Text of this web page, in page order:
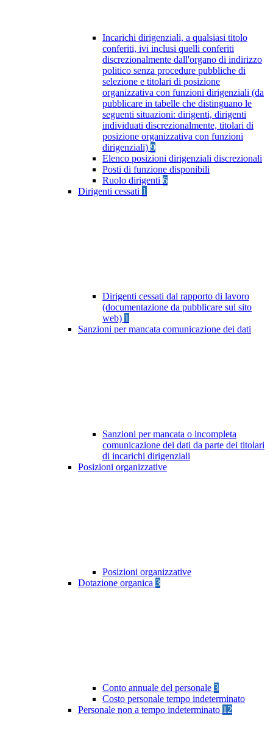
Incarichi dirigenziali, a qualsiasi titolo
conferiti, ivi inclusi quelli conferiti
discrezionalmente dall'organo di indirizzo
politico senza procedure pubbliche di
selezione e titolari di posizione
organizzativa con funzioni dirigenziali (da
pubblicare in tabelle che distinguano le
seguenti situazioni: dirigenti, dirigenti
individuati discrezionalmente, titolari di
posizione organizzativa con funzioni
dirigenziali) 9
Elenco posizioni dirigenziali discrezionali
Posti di funzione disponibili
Ruolo dirigenti 6
Dirigenti cessati 1
Dirigenti cessati dal rapporto di lavoro
(documentazione da pubblicare sul sito
web) 1
Sanzioni per mancata comunicazione dei dati
Sanzioni per mancata o incompleta
comunicazione dei dati da parte dei titolari
di incarichi dirigenziali
Posizioni organizzative
Posizioni organizzative
Dotazione organica 3
Conto annuale del personale 3
Costo personale tempo indeterminato
Personale non a tempo indeterminato 12